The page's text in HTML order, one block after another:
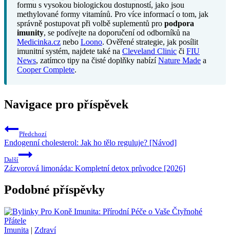
formu s vysokou biologickou dostupností, jako jsou
methylované formy vitamínů. Pro více informací o tom, jak
správně postupovat při volbě suplementů pro podpora
imunity, se podívejte na doporučení od odborníků na
Medicinka.cz nebo Loono. Ověřené strategie, jak posílit
imunitní systém, najdete také na Cleveland Clinic či FIU
News, zatímco tipy na čisté doplňky nabízíNature Made a
Cooper Complete.
Navigace pro příspěvek
Předchozí
Endogenní cholesterol: Jak ho tělo reguluje? [Návod]
Další
Zázvorová limonáda: Kompletní detox průvodce [2026]
Podobné příspěvky
Imunita | Zdraví